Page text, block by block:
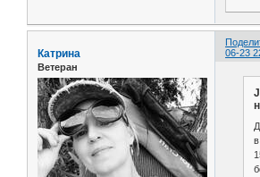
06-23
Катрина
Ветеран